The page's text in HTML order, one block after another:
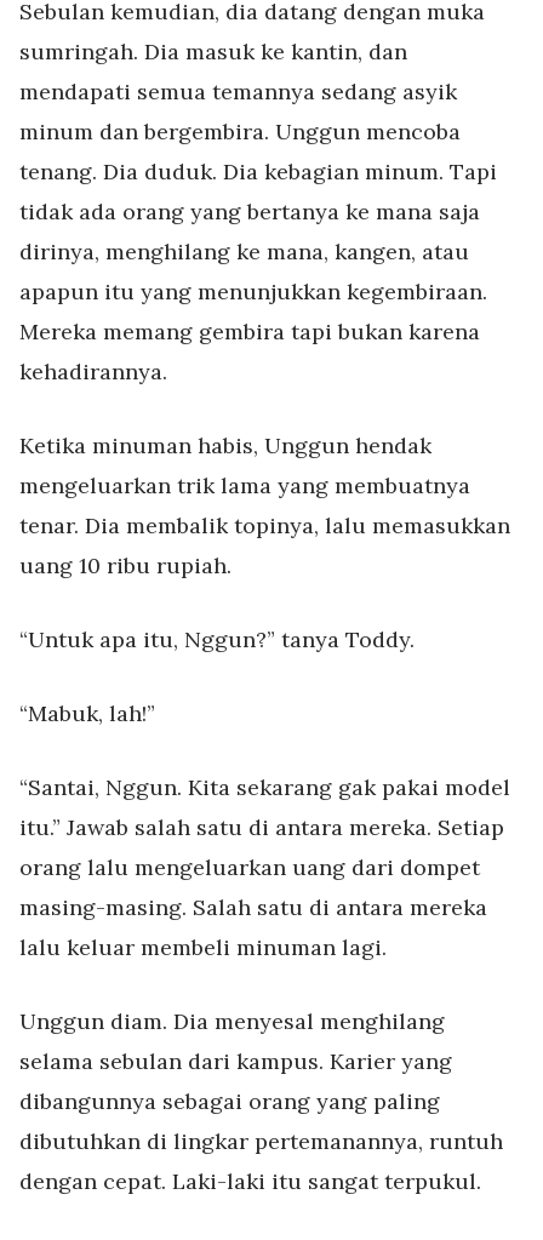
Sebulan kemudian, dia datang dengan muka
sumringah. Dia masuk ke kantin, dan
mendapati semua temannya sedang asyik
minum dan bergembira. Unggun mencoba
tenang. Dia duduk. Dia kebagian minum. Tapi
tidak ada orang yang bertanya ke mana saja
dirinya, menghilang ke mana, kangen, atau
apapun itu yang menunjukkan kegembiraan.
Mereka memang gembira tapi bukan karena
kehadirannya.
Ketika minuman habis, Unggun hendak
mengeluarkan trik lama yang membuatnya
tenar. Dia membalik topinya, lalu memasukkan
uang 10 ribu rupiah.
“Untuk apa itu, Nggun?” tanya Toddy.
“Mabuk, lah!”
“Santai, Nggun. Kita sekarang gak pakai model
itu.” Jawab salah satu di antara mereka. Setiap
orang lalu mengeluarkan uang dari dompet
masing-masing. Salah satu di antara mereka
lalu keluar membeli minuman lagi.
Unggun diam. Dia menyesal menghilang
selama sebulan dari kampus. Karier yang
dibangunnya sebagai orang yang paling
dibutuhkan di lingkar pertemanannya, runtuh
dengan cepat. Laki-laki itu sangat terpukul.